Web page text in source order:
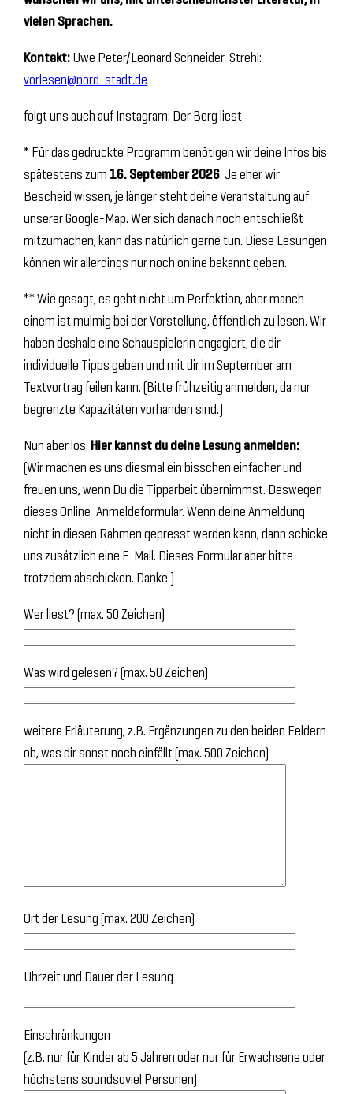
vielen Sprachen.
Kontakt:Uwe Peter/Leonard Schneider-Strehl:
vorlesen@nord-stadt.de
folgt uns auch auf Instagram: Der Berg liest
* Für das gedruckte Programm benötigen wir deine Infos bis
spätestens zum16. September 2026. Je eher wir
Bescheid wissen, je länger steht deine Veranstaltung auf
unserer Google-Map. Wer sich danach noch entschließt
mitzumachen, kann das natürlich gerne tun. Diese Lesungen
können wir allerdings nur noch online bekannt geben.
** Wie gesagt, es geht nicht um Perfektion, aber manch
einem ist mulmig bei der Vorstellung, öffentlich zu lesen. Wir
haben deshalb eine Schauspielerin engagiert, die dir
individuelle Tipps geben und mit dir im September am
Textvortrag feilen kann. (Bitte frühzeitig anmelden, da nur
begrenzte Kapazitäten vorhanden sind.)
Nun aber los: Hier kannst du deine Lesung anmelden:
(Wir machen es uns diesmal ein bisschen einfacher und
freuen uns, wenn Du die Tipparbeit übernimmst. Deswegen
dieses Online-Anmeldeformular. Wenn deine Anmeldung
nicht in diesen Rahmen gepresst werden kann, dann schicke
uns zusätzlich eine E-Mail. Dieses Formular aber bitte
trotzdem abschicken. Danke.)
Wer liest? (max. 50 Zeichen)
Was wird gelesen? (max. 50 Zeichen)
weitere Erläuterung, z.B. Ergänzungen zu den beiden Feldern
ob, was dir sonst noch einfällt (max. 500 Zeichen)
Ort der Lesung (max. 200 Zeichen)
Uhrzeit und Dauer der Lesung
Einschränkungen
(z.B. nur für Kinder ab 5 Jahren oder nur für Erwachsene oder
höchstens soundsoviel Personen)